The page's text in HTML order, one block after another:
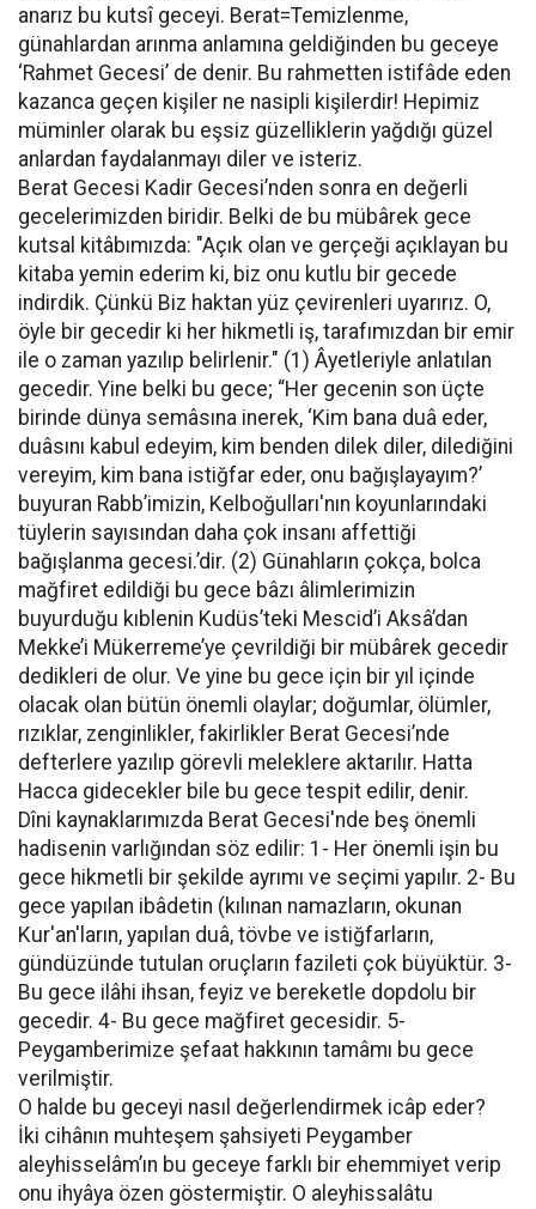
anarız bu kutsî geceyi. Berat=Temizlenme,
günahlardan arınma anlamına geldiğinden bu geceye
‘Rahmet Gecesi’ de denir. Bu rahmetten istifâde eden
kazanca geçen kişiler ne nasipli kişilerdir! Hepimiz
müminler olarak bu eşsiz güzelliklerin yağdığı güzel
anlardan faydalanmayı diler ve isteriz.
Berat Gecesi Kadir Gecesi’nden sonra en değerli
gecelerimizden biridir. Belki de bu mübârek gece
kutsal kitâbımızda: "Açık olan ve gerçeği açıklayan bu
kitaba yemin ederim ki, biz onu kutlu bir gecede
indirdik. Çünkü Biz haktan yüz çevirenleri uyarırız. O,
öyle bir gecedir ki her hikmetli iş, tarafımızdan bir emir
ile o zaman yazılıp belirlenir." (1) Âyetleriyle anlatılan
gecedir. Yine belki bu gece; “Her gecenin son üçte
birinde dünya semâsına inerek, ‘Kim bana duâ eder,
duâsını kabul edeyim, kim benden dilek diler, dilediğini
vereyim, kim bana istiğfar eder, onu bağışlayayım?’
buyuran Rabb’imizin, Kelboğulları'nın koyunlarındaki
tüylerin sayısından daha çok insanı affettiği
bağışlanma gecesi.’dir. (2) Günahların çokça, bolca
mağfiret edildiği bu gece bâzı âlimlerimizin
buyurduğu kıblenin Kudüs’teki Mescid’i Aksâ’dan
Mekke’i Mükerreme’ye çevrildiği bir mübârek gecedir
dedikleri de olur. Ve yine bu gece için bir yıl içinde
olacak olan bütün önemli olaylar; doğumlar, ölümler,
rızıklar, zenginlikler, fakirlikler Berat Gecesi’nde
defterlere yazılıp görevli meleklere aktarılır. Hatta
Hacca gidecekler bile bu gece tespit edilir, denir.
Dîni kaynaklarımızda Berat Gecesi'nde beş önemli
hadisenin varlığından söz edilir: 1- Her önemli işin bu
gece hikmetli bir şekilde ayrımı ve seçimi yapılır. 2- Bu
gece yapılan ibâdetin (kılınan namazların, okunan
Kur'an'ların, yapılan duâ, tövbe ve istiğfarların,
gündüzünde tutulan oruçların fazileti çok büyüktür. 3-
Bu gece ilâhi ihsan, feyiz ve bereketle dopdolu bir
gecedir. 4- Bu gece mağfiret gecesidir. 5-
Peygamberimize şefaat hakkının tamâmı bu gece
verilmiştir.
O halde bu geceyi nasıl değerlendirmek icâp eder?
İki cihânın muhteşem şahsiyeti Peygamber
aleyhisselâm’ın bu geceye farklı bir ehemmiyet verip
onu ihyâya özen göstermiştir. O aleyhissalâtu